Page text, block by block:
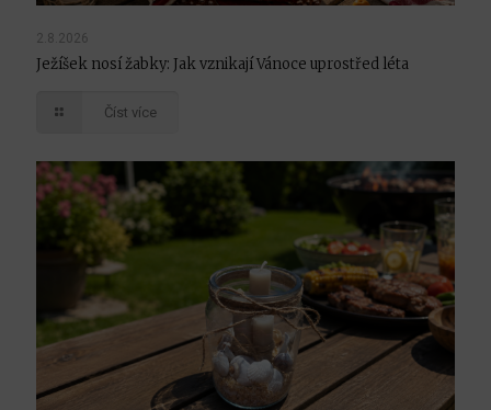
2.8.2026
Ježíšek nosí žabky: Jak vznikají Vánoce uprostřed léta
Číst více